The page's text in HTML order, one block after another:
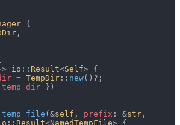
{
,
io :: Result<Self> {
= TempDir :: new()?;
temp_dir })
(&self , prefix : &str
:: Result<NamedTempFile> {